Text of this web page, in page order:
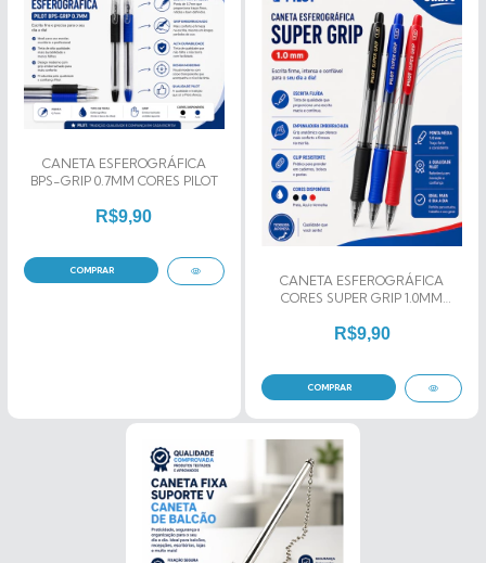
CANETA ESFEROGRÁFICA
BPS-GRIP 0.7MM CORES PILOT
R$9,90
COMPRAR
CANETA ESFEROGRÁFICA
CORES SUPER GRIP 1.0MM
R$9,90
COMPRAR